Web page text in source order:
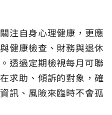
注自身心理健康，更應
健康檢查、財務與退休
透過定期檢視每月可聯
求助、傾訴的對象，確
訊、風險來臨時不會孤